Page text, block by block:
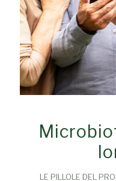
LE PILLOLE DEL